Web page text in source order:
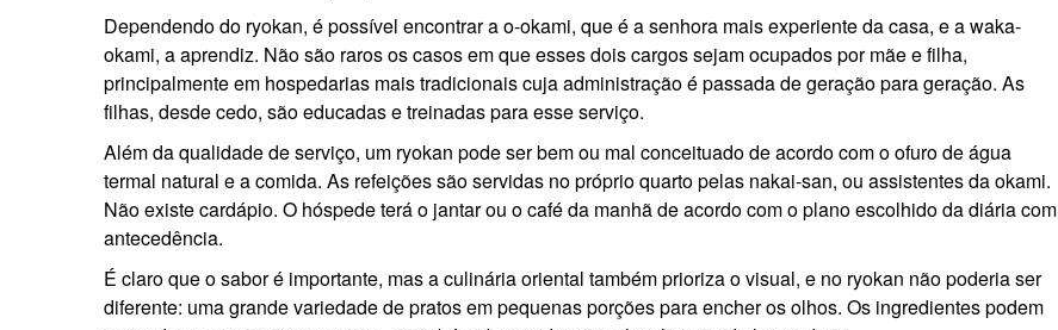
Dependendo do ryokan, é possível encontrar a o-okami, que é a senhora mais experiente da casa, e a waka-
okami, a aprendiz. Não são raros os casos em que esses dois cargos sejam ocupados por mãe e filha,
principalmente em hospedarias mais tradicionais cuja administração é passada de geração para geração. As
filhas, desde cedo, são educadas e treinadas para esse serviço.
Além da qualidade de serviço, um ryokan pode ser bem ou mal conceituado de acordo com o ofuro de água
termal natural e a comida. As refeições são servidas no próprio quarto pelas nakai-san, ou assistentes da okami.
Não existe cardápio. O hóspede terá o jantar ou o café da manhã de acordo com o plano escolhido da diária com
antecedência.
É claro que o sabor é importante, mas a culinária oriental também prioriza o visual, e no ryokan não poderia ser
diferente: uma grande variedade de pratos em pequenas porções para encher os olhos. Os ingredientes podem